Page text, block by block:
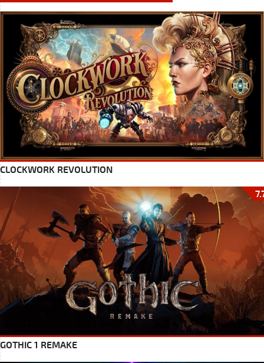
CLOCKWORK REVOLUTION
GOTHIC 1 REMAKE